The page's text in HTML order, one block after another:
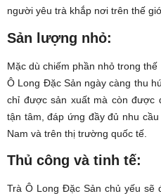
người yêu trà khắp nơi trên thế
Sản lượng nhỏ:
Mặc dù chiếm phần nhỏ trong
Ô Long Đặc Sản ngày càng thu
chỉ được sản xuất mà còn được
tận tâm, đáp ứng đầy đủ nhu
Nam và trên thị trường quốc tế.
Thủ công và tinh tế:
Trà Ô Long Đặc Sản chủ yếu sẽ